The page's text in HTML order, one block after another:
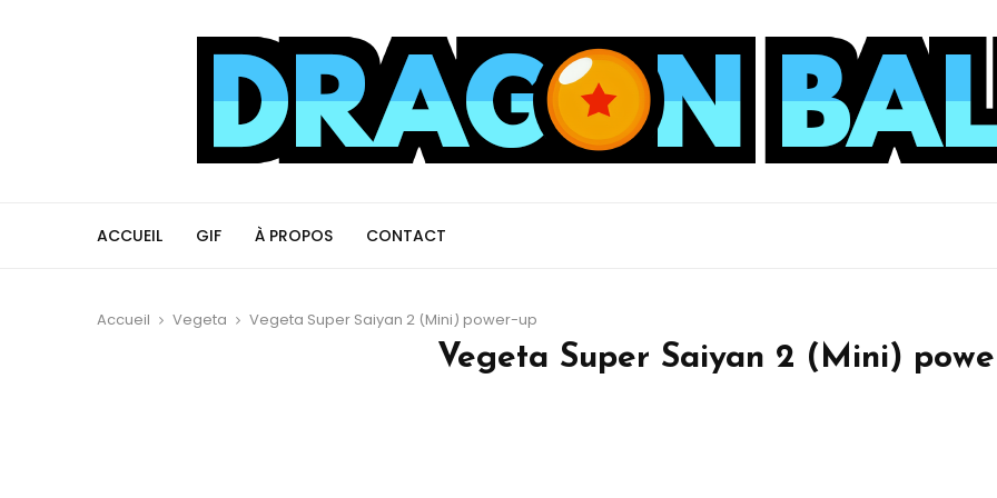
ACCUEIL GIF À PROPOS CONTACT
Accueil Vegeta Vegeta Super Saiyan 2 (Mini) power-up
Vegeta Super Saiyan 2 (Mini)